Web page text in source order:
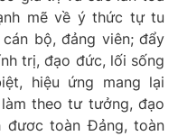
mẽ về ý thức tự tu
bộ, đảng viên; đẩy
trị, đạo đức, lối sống
, hiệu ứng mang lại
theo tư tưởng, đạo
đươc toàn Đảng, toàn